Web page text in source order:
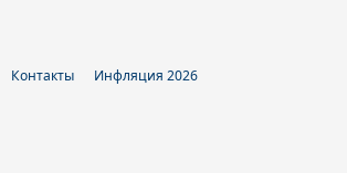
Контакты Инфляция 2026